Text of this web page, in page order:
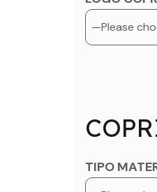
TIPO